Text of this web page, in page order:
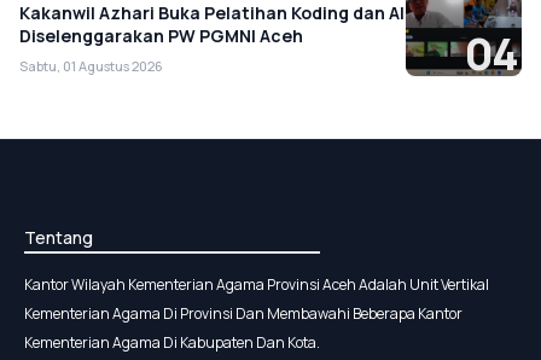
Kakanwil Azhari Buka Pelatihan Koding dan AI
Diselenggarakan PW PGMNI Aceh
Sabtu, 01 Agustus 2026 04
Tentang
Kantor Wilayah Kementerian Agama Provinsi Aceh Adalah Unit Vertikal
Kementerian Agama Di Provinsi Dan Membawahi Beberapa Kantor
Kementerian Agama Di Kabupaten Dan Kota.